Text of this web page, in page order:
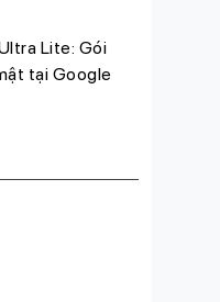
Lite: Gói
tại Google